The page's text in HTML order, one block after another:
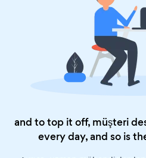
and to top it off, müşteri
every day, and so is